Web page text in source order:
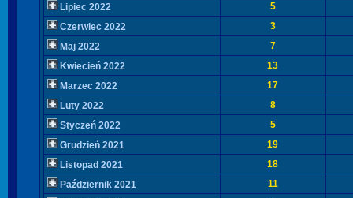
Lipiec 2022
5
Czerwiec 2022
3
Maj 2022
7
Kwiecień 2022
13
Marzec 2022
17
Luty 2022
8
Styczeń 2022
5
Grudzień 2021
19
Listopad 2021
18
Październik 2021
11